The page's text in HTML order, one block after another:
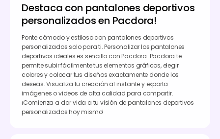
Destaca con pantalones deportivos
personalizados en Pacdora!
Ponte cómodo y estiloso con pantalones deportivos
personalizados solo para ti. Personalizar los pantalones
deportivos ideales es sencillo con Pacdora. Pacdora te
permite subir fácilmente tus elementos gráficos, elegir
colores y colocar tus diseños exactamente donde los
deseas. Visualiza tu creación al instante y exporta
imágenes o videos de alta calidad para compartir.
¡Comienza a dar vida a tu visión de pantalones deportivos
personalizados hoy mismo!